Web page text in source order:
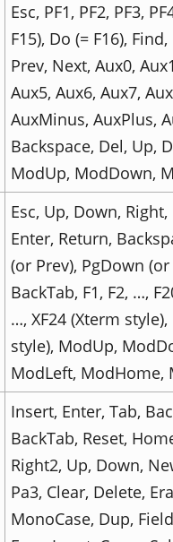
Esc, PF1, PF2, PF3,
F15), Do (= F16),
Prev, Next, Aux0,
Aux5, Aux6, Aux7,
AuxMinus, AuxPlus,
Backspace, Del, Up,
ModUp, ModDown,
Esc, Up, Down,
Enter, Return,
(or Prev), PgDown
BackTab, F1, F2, …,
…, XF24 (Xterm style),
style), ModUp,
ModLeft, ModHome,
Insert, Enter, Tab,
BackTab, Reset,
Right2, Up, Down,
Pa3, Clear, Delete,
MonoCase, Dup,